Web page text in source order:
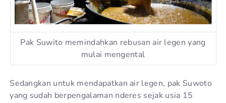
Pak Suwito memindahkan rebusan air legen yang
mulai mengental
Sedangkan untuk mendapatkan air legen, pak Suwoto
yang sudah berpengalaman nderes sejak usia 15